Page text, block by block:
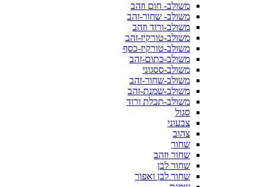
משולב- חום וזהב
משולב- שחור-זהב
משולב-ורוד וזהב
משולב-טורקיז-זהב
משולב-טורקיז-כסף
משולב-כתום-זהב
משולב-ססגוני
משולב-שחור-זהב
משולב-שמנת-זהב
משולב-תכלת ורוד
סגול
צבעוני
צהוב
שחור
שחור וזהב
שחור לבן
שחור לבן ואפור